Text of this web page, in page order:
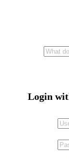
Login